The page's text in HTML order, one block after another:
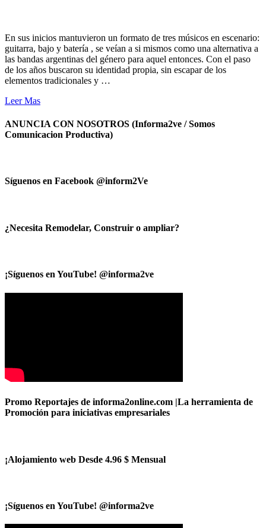
En sus inicios mantuvieron un formato de tres músicos en escenario:
guitarra, bajo y batería , se veían a si mismos como una alternativa a
las bandas argentinas del género para aquel entonces. Con el paso
de los años buscaron su identidad propia, sin escapar de los
elementos tradicionales y …
Leer Mas
ANUNCIA CON NOSOTROS (Informa2ve / Somos
Comunicacion Productiva)
Síguenos en Facebook @inform2Ve
¿Necesita Remodelar, Construir o ampliar?
¡Síguenos en YouTube! @informa2ve
Promo Reportajes de informa2online.com |La herramienta de
Promoción para iniciativas empresariales
¡Alojamiento web Desde 4.96 $ Mensual
¡Síguenos en YouTube! @informa2ve